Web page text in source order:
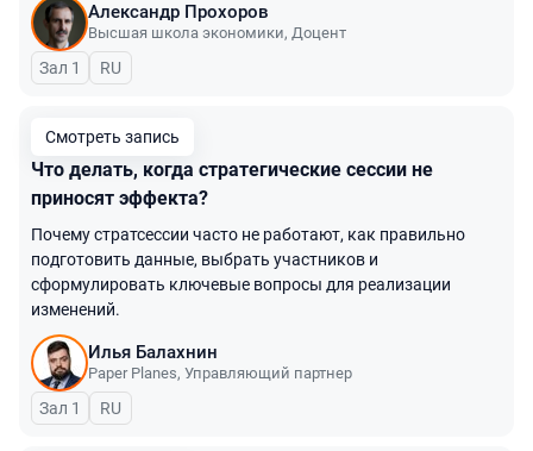
Александр Прохоров
Высшая школа экономики, Доцент
Зал 1 На русском языке
RU
Смотреть запись
Что делать, когда стратегические сессии не
приносят эффекта?
Почему стратсессии часто не работают, как правильно
подготовить данные, выбрать участников и
сформулировать ключевые вопросы для реализации
изменений.
Илья Балахнин
Paper Planes, Управляющий партнер
Зал 1 На русском языке
RU